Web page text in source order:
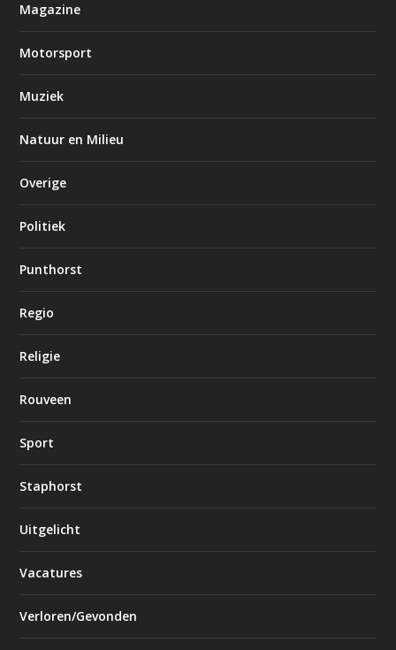
Magazine
Motorsport
Muziek
Natuur en Milieu
Overige
Politiek
Punthorst
Regio
Religie
Rouveen
Sport
Staphorst
Uitgelicht
Vacatures
Verloren/Gevonden